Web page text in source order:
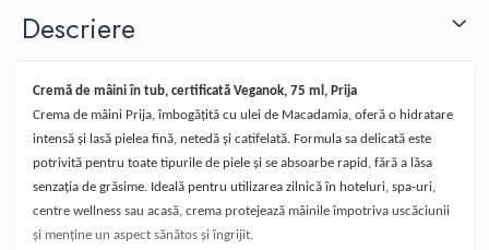
Descriere
Cremă de mâini în tub, certificată Veganok, 75 ml, Prija
Crema de mâini Prija, îmbogățită cu ulei de Macadamia, oferă o hidratare
intensă și lasă pielea fină, netedă și catifelată. Formula sa delicată este
potrivită pentru toate tipurile de piele și se absoarbe rapid, fără a lăsa
senzația de grăsime. Ideală pentru utilizarea zilnică în hoteluri, spa-uri,
centre wellness sau acasă, crema protejează mâinile împotriva uscăciunii
și menține un aspect sănătos și îngrijit.